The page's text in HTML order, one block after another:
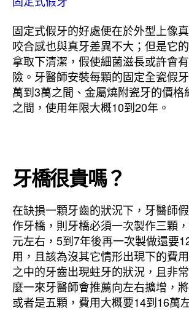
固定式假牙的好處便在於外型上像
咬合感也與真牙差異不大；但是它
拿取下清潔，假使細菌滋長或許會
險。牙醫師安裝每顆的固定全瓷假
萬到3萬之間、金屬燒附瓷牙的價格
之間，使用年限大概10到20年。
牙橋很貴嗎？
在缺損一顆牙齒的狀況下，牙醫師
作牙橋，則牙橋必須一次製作三顆
元左右，5到7年後再一次製做還要
用，且該為沒其它情形出現下的費
之中的牙齒出現蛀牙的狀況，且非
麼一來牙醫師會推薦向左右擴增，
或者是五顆，費用大概要14到16萬